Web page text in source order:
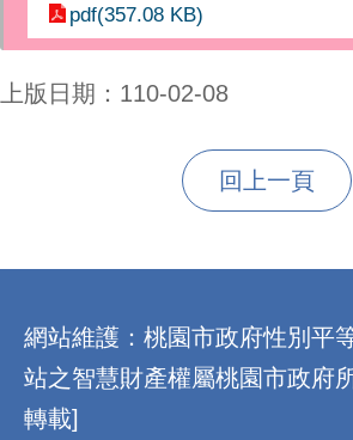
pdf(357.08 KB)
上版日期：110-02-08
回上一頁
網站維護：桃園市政府性別平
站之智慧財產權屬桃園市政府
轉載]